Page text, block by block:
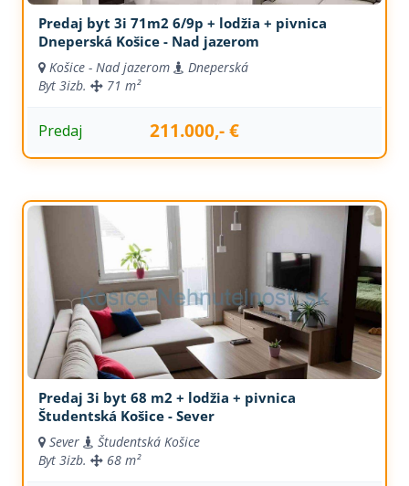
Predaj byt 3i 71m2 6/9p + lodžia + pivnica
Dneperská Košice - Nad jazerom
Košice - Nad jazerom
Dneperská
Byt 3izb. 71 m²
Predaj 211.000,- €
Predaj 3i byt 68 m2 + lodžia + pivnica
Študentská Košice - Sever
Sever
Študentská Košice
Byt 3izb. 68 m²